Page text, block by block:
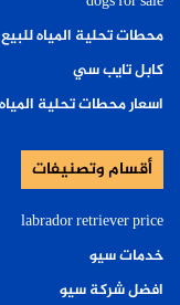
محطات تحلية المياه للبيع
كابل تايب سي
اسعار محطات تحلية المياه
أقسام وتصنيفات
labrador retriever price
خدمات سيو
افضل شركة سيو